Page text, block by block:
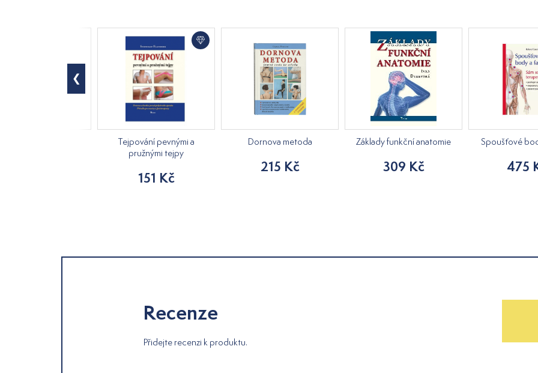
Tejpování pevnými a
pružnými tejpy
151 Kč
Dornova metoda
215 Kč
Základy funkční anatomie
309 Kč
Spoušťové
475
Recenze
Přidejte recenzi k produktu.